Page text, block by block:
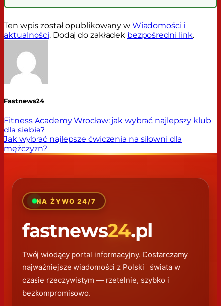
Ten wpis został opublikowany w Wiadomości i
aktualności. Dodaj do zakładek bezpośredni link.
Fastnews24
Fitness Academy Wrocław: jak wybrać najlepszy klub
dla siebie?
Jak wybrać najlepsze ćwiczenia na siłowni dla
mężczyzn?
NA ŻYWO 24/7
fastnews24.pl
Twój wiodący portal informacyjny. Dostarczamy
najważniejsze wiadomości z Polski i świata w
czasie rzeczywistym — rzetelnie, szybko i
bezkompromisowo.